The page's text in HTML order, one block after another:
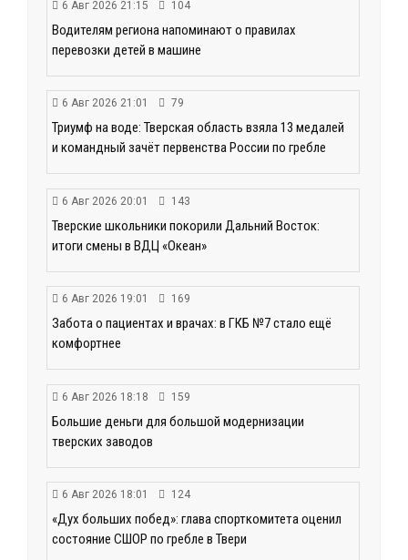
6 Авг 2026 21:15 104
Водителям региона напоминают о правилах
перевозки детей в машине
6 Авг 2026 21:01 79
Триумф на воде: Тверская область взяла 13 медалей
и командный зачёт первенства России по гребле
6 Авг 2026 20:01 143
Тверские школьники покорили Дальний Восток:
итоги смены в ВДЦ «Океан»
6 Авг 2026 19:01 169
Забота о пациентах и врачах: в ГКБ №7 стало ещё
комфортнее
6 Авг 2026 18:18 159
Большие деньги для большой модернизации
тверских заводов
6 Авг 2026 18:01 124
«Дух больших побед»: глава спорткомитета оценил
состояние СШОР по гребле в Твери